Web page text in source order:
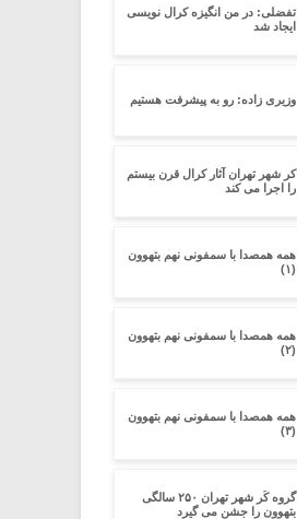
تفضلی: در من انگیزه کرال نویسی
ایجاد شد
وزیری زاده: رو به پیشرفت هستیم
کر شهر تهران آثار کرال قرن بیستم
را اجرا می کند
همه همصدا با سمفونی نهم بتهوون
(۱)
همه همصدا با سمفونی نهم بتهوون
(۲)
همه همصدا با سمفونی نهم بتهوون
(۳)
گروه کُر شهر تهران ۲۵۰ سالگی
بتهوون را جشن می گیرد